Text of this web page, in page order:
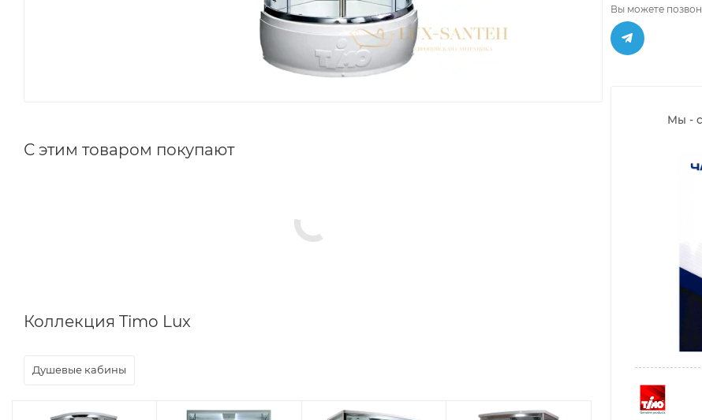
С этим товаром покупают
Коллекция Timo Lux
Душевые кабины
Вы можете
Мы -